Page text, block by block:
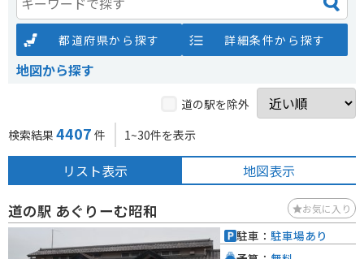
都道府県から探す 詳細条件から探す
地図から探す
道の駅を除外
検索結果 4407 件 1~30件を表示
リスト表示 地図表示
道の駅 あぐりーむ昭和 お気に入り
駐車： 駐車場あり